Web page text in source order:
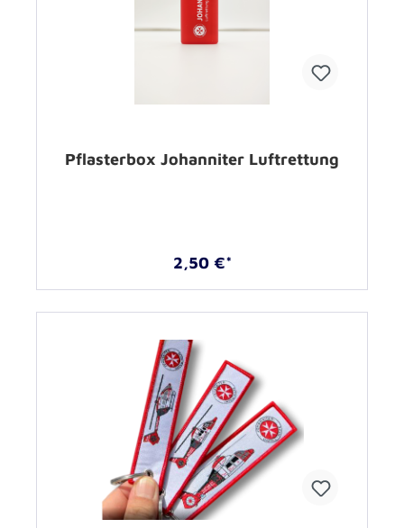
Pflasterbox Johanniter Luftrettung
2,50 €*